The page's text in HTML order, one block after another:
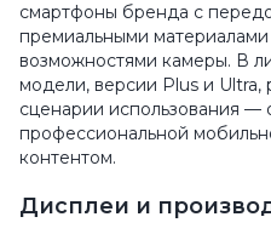
смартфоны бренда с
премиальными
возможностями камеры. В
модели, версии Plus и Ultra,
сценарии использования —
профессиональной
контентом.
Дисплеи и